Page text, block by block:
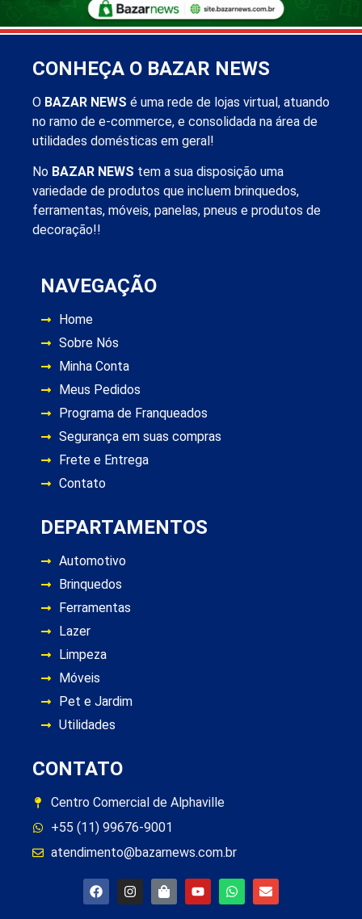
CONHEÇA O BAZAR NEWS
O BAZAR NEWS é uma rede de lojas virtual, atuando
no ramo de e-commerce, e consolidada na área de
utilidades domésticas em geral!
No BAZAR NEWS tem a sua disposição uma
variedade de produtos que incluem brinquedos,
ferramentas, móveis, panelas, pneus e produtos de
decoração!!
NAVEGAÇÃO
Home
Sobre Nós
Minha Conta
Meus Pedidos
Programa de Franqueados
Segurança em suas compras
Frete e Entrega
Contato
DEPARTAMENTOS
Automotivo
Brinquedos
Ferramentas
Lazer
Limpeza
Móveis
Pet e Jardim
Utilidades
CONTATO
Centro Comercial de Alphaville
+55 (11) 99676-9001
atendimento@bazarnews.com.br